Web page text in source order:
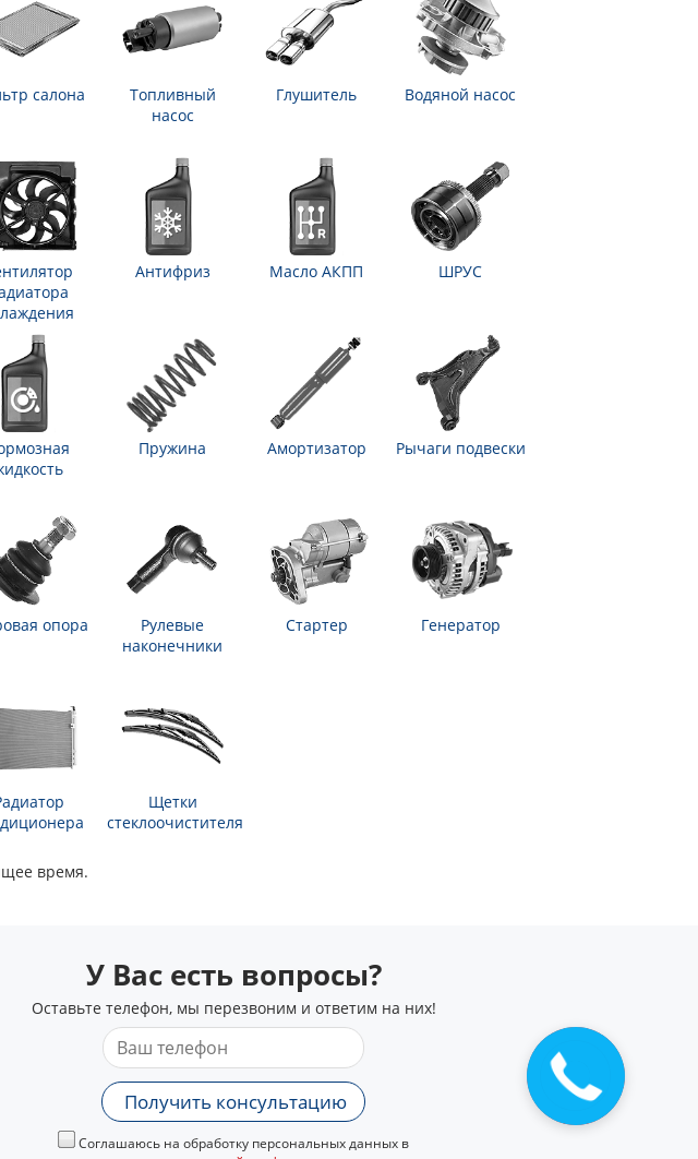
салона
Топливный
насос
Глушитель Водяной насос
Антифриз Масло АКПП ШРУС
Пружина Амортизатор Рычаги подвески
опора
Рулевые
наконечники
Стартер Генератор
Щетки
стеклоочистителя
время.
У Вас есть вопросы?
Оставьте телефон, мы перезвоним и ответим на них!
Получить консультацию
Соглашаюсь на обработку персональных данных в